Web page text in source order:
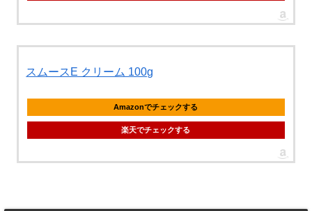
スムースE クリーム 100g
Amazonでチェックする
楽天でチェックする